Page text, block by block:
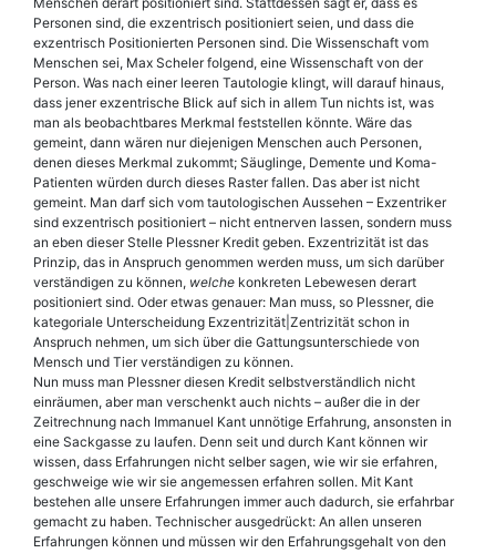
Personen sind, die exzentrisch positioniert seien, und dass die
exzentrisch Positionierten Personen sind. Die Wissenschaft vom
Menschen sei, Max Scheler folgend, eine Wissenschaft von der
Person. Was nach einer leeren Tautologie klingt, will darauf hinaus,
dass jener exzentrische Blick auf sich in allem Tun nichts ist, was
man als beobachtbares Merkmal feststellen könnte. Wäre das
gemeint, dann wären nur diejenigen Menschen auch Personen,
denen dieses Merkmal zukommt; Säuglinge, Demente und Koma-
Patienten würden durch dieses Raster fallen. Das aber ist nicht
gemeint. Man darf sich vom tautologischen Aussehen – Exzentriker
sind exzentrisch positioniert – nicht entnerven lassen, sondern muss
an eben dieser Stelle Plessner Kredit geben. Exzentrizität ist das
Prinzip, das in Anspruch genommen werden muss, um sich darüber
verständigen zu können, welche konkreten Lebewesen derart
positioniert sind. Oder etwas genauer: Man muss, so Plessner, die
kategoriale Unterscheidung Exzentrizität|Zentrizität schon in
Anspruch nehmen, um sich über die Gattungsunterschiede von
Mensch und Tier verständigen zu können.
Nun muss man Plessner diesen Kredit selbstverständlich nicht
einräumen, aber man verschenkt auch nichts – außer die in der
Zeitrechnung nach Immanuel Kant unnötige Erfahrung, ansonsten in
eine Sackgasse zu laufen. Denn seit und durch Kant können wir
wissen, dass Erfahrungen nicht selber sagen, wie wir sie erfahren,
geschweige wie wir sie angemessen erfahren sollen. Mit Kant
bestehen alle unsere Erfahrungen immer auch dadurch, sie erfahrbar
gemacht zu haben. Technischer ausgedrückt: An allen unseren
Erfahrungen können und müssen wir den Erfahrungsgehalt von den